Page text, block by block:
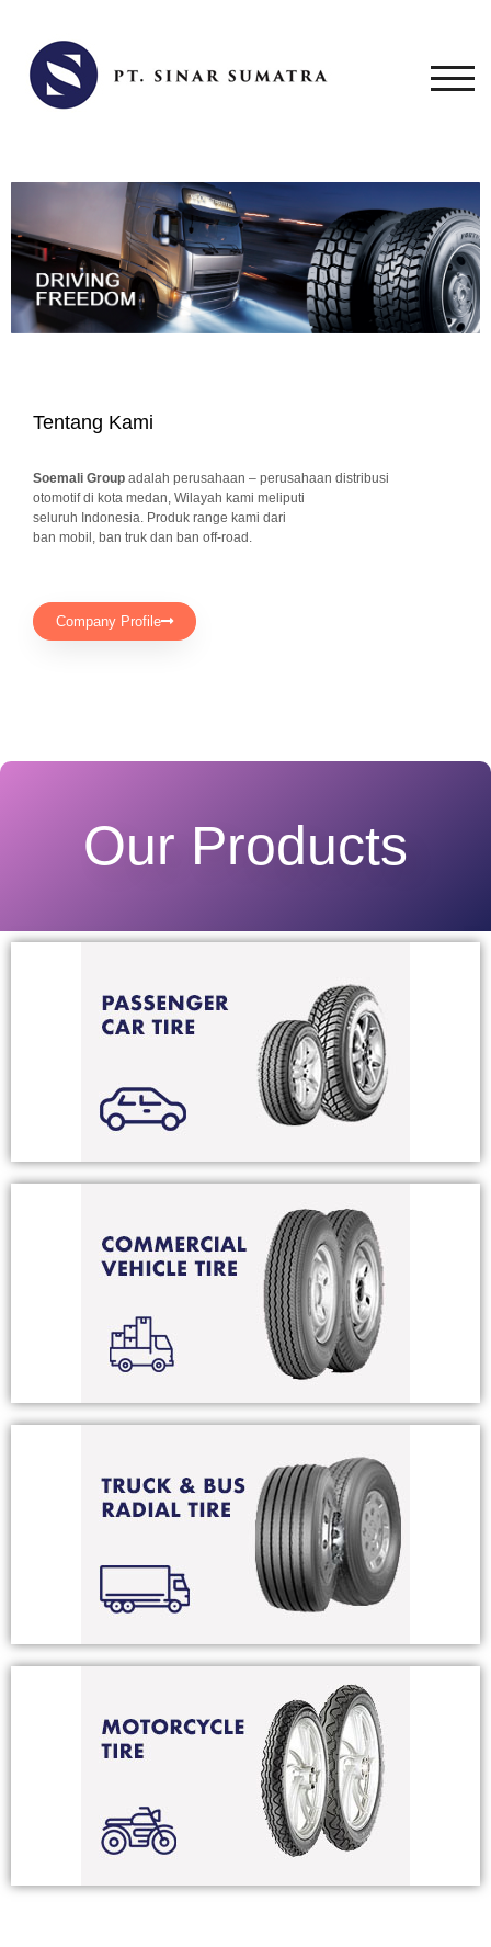
Tentang Kami
Soemali Group adalah perusahaan – perusahaan distribusi
otomotif di kota medan, Wilayah kami meliputi
seluruh Indonesia. Produk range kami dari
ban mobil, ban truk dan ban off-road.
Company Profile
Our Products